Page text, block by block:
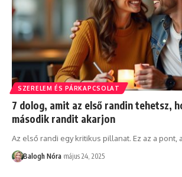
SZERELEM ÉS PÁRKAPCSOLAT
7 dolog, amit az első randin tehetsz,
második randit akarjon
Az első randi egy kritikus pillanat. Ez az a pont,
Balogh Nóra május 24, 2025